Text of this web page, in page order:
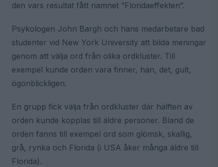
den vars resultat fått namnet ”Floridaeffekten”.
Psykologen John Bargh och hans medarbetare bad
studenter vid New York University att bilda meningar
genom att välja ord från olika ordkluster. Till
exempel kunde orden vara finner, han, det, gult,
ögonblickligen.
En grupp fick välja från ordkluster där hälften av
orden kunde kopplas till äldre personer. Bland de
orden fanns till exempel ord som glömsk, skallig,
grå, rynka och Florida (i USA åker många äldre till
Florida).